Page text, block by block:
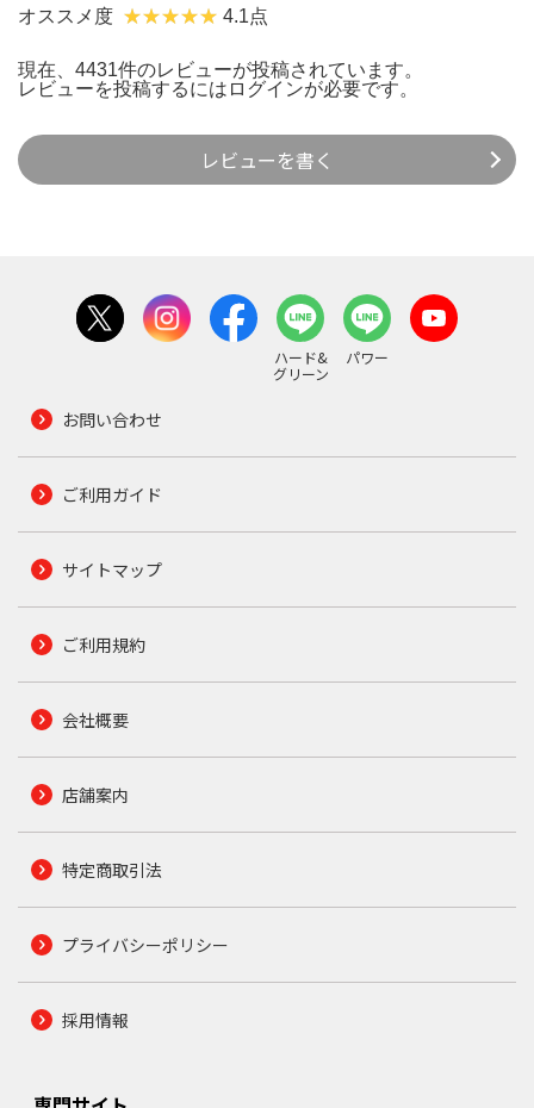
オススメ度 4.1点
現在、4431件のレビューが投稿されています。
レビューを投稿するには ログインが必要です。
レビューを書く
ハード&
グリーン
パワー
お問い合わせ
ご利用ガイド
サイトマップ
ご利用規約
会社概要
店舗案内
特定商取引法
プライバシーポリシー
採用情報